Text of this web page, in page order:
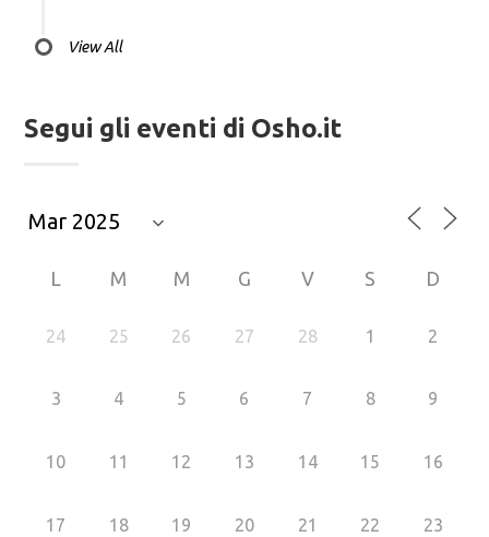
View All
Segui gli eventi di Osho.it
L M M G V S D
24 25 26 27 28 1 2
3 4 5 6 7 8 9
10 11 12 13 14 15 16
17 18 19 20 21 22 23